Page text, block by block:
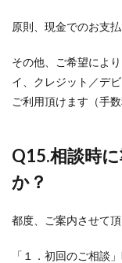
原則、現金でのお支
その他、ご希望によ
イ、クレジット／デ
ご利用頂けます（手
Q15.相談時
か？
都度、ご案内させて頂
「１．初回のご相談